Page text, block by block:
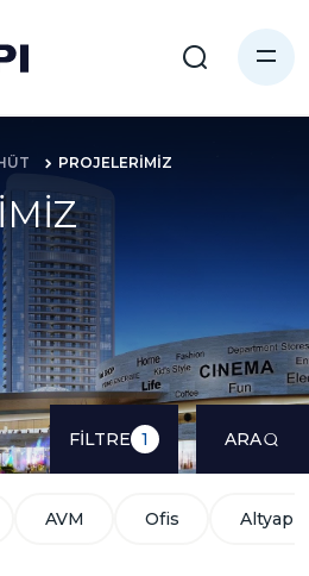
PROJELERİMİZ
FİLTRE 1 ARA
AVM Ofis Altyapı